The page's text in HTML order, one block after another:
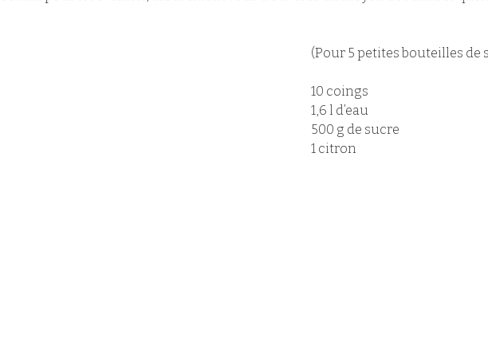
(Pour 5 petites bouteilles de
10 coings
1,6 l d’eau
500 g de sucre
1 citron